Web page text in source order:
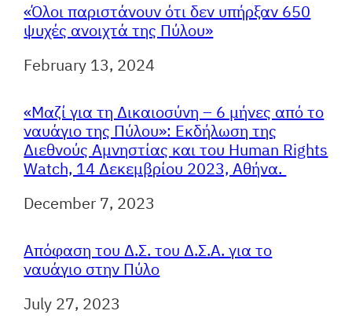
«Όλοι παριστάνουν ότι δεν υπήρξαν 650
ψυχές ανοιχτά της Πύλου»
Ημερομηνία
February 13, 2024
«Μαζί για τη Δικαιοσύνη – 6 μήνες από το
ναυάγιο της Πύλου»: Εκδήλωση της
Διεθνούς Αμνηστίας και του Human Rights
Watch, 14 Δεκεμβρίου 2023, Αθήνα.
Ημερομηνία
December 7, 2023
Απόφαση του Δ.Σ. του Δ.Σ.Α. για το
ναυάγιο στην Πύλο
Ημερομηνία
July 27, 2023